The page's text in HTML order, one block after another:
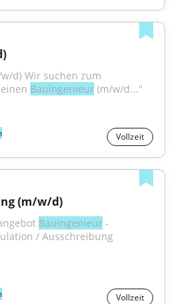
d) Wir suchen zum
Bauingenieur (m/w/d..."
Vollzeit
(m/w/d)
Bauingenieur -
/ Ausschreibung
Vollzeit